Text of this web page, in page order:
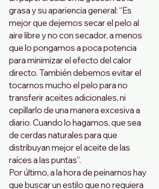
grasa y su apariencia general: “Es
mejor que dejemos secar el pelo al
aire libre y no con secador, a menos
que lo pongamos a poca potencia
para minimizar el efecto del calor
directo. También debemos evitar el
tocarnos mucho el pelo para no
transferir aceites adicionales, ni
cepillarlo de una manera excesiva a
diario. Cuando lo hagamos, que sea
de cerdas naturales para que
distribuyan mejor el aceite de las
raíces a las puntas”.
Por último, a la hora de peinarnos hay
que buscar un estilo que no requiera